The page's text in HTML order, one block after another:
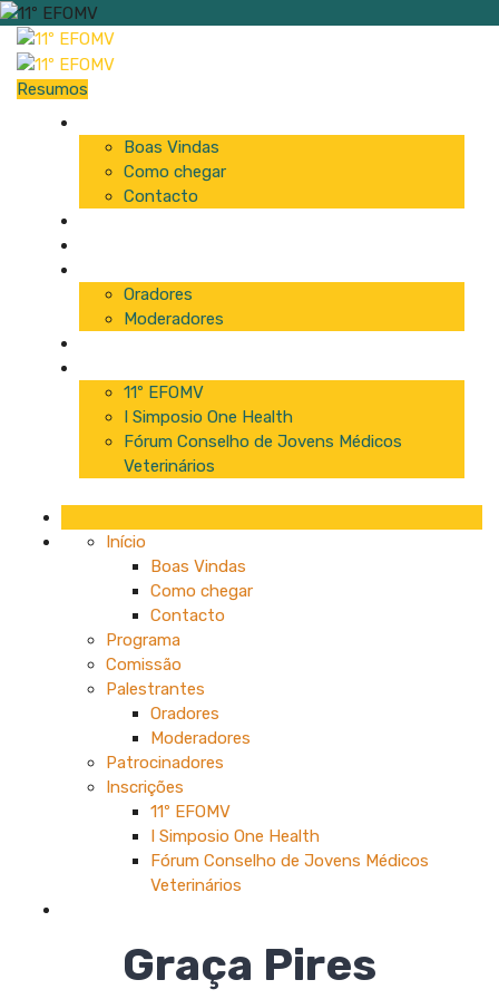
Resumos
Boas Vindas
Como chegar
Contacto
Oradores
Moderadores
11º EFOMV
I Simposio One Health
Fórum Conselho de Jovens Médicos
Veterinários
Início
Boas Vindas
Como chegar
Contacto
Programa
Comissão
Palestrantes
Oradores
Moderadores
Patrocinadores
Inscrições
11º EFOMV
I Simposio One Health
Fórum Conselho de Jovens Médicos
Veterinários
Graça Pires